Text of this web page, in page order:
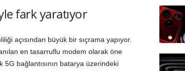
fark yaratıyor
açısından büyük bir sıçrama yapıyor.
en tasarruflu modem olarak öne
5G bağlantısının batarya üzerindeki